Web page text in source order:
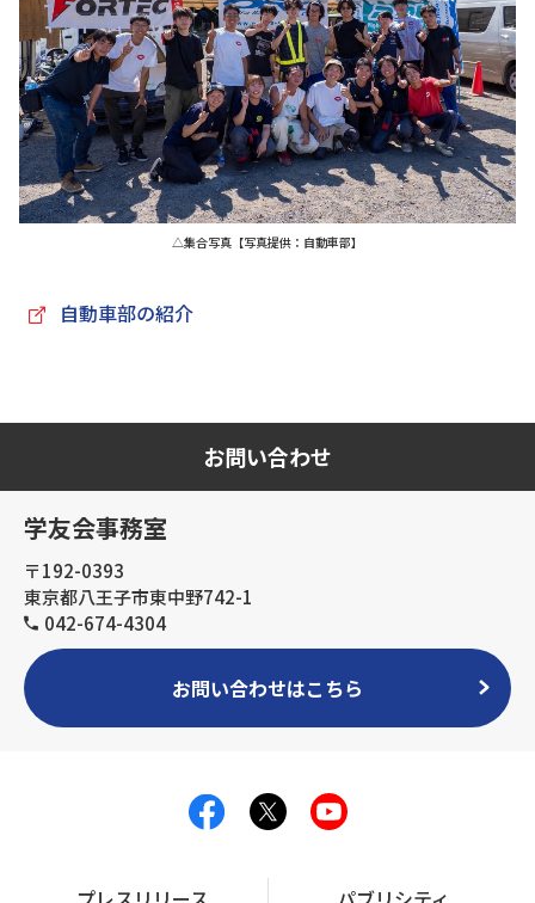
△集合写真【写真提供：自動車部】
自動車部の紹介
お問い合わせ
学友会事務室
〒192-0393
東京都八王子市東中野742-1
042-674-4304
お問い合わせはこちら